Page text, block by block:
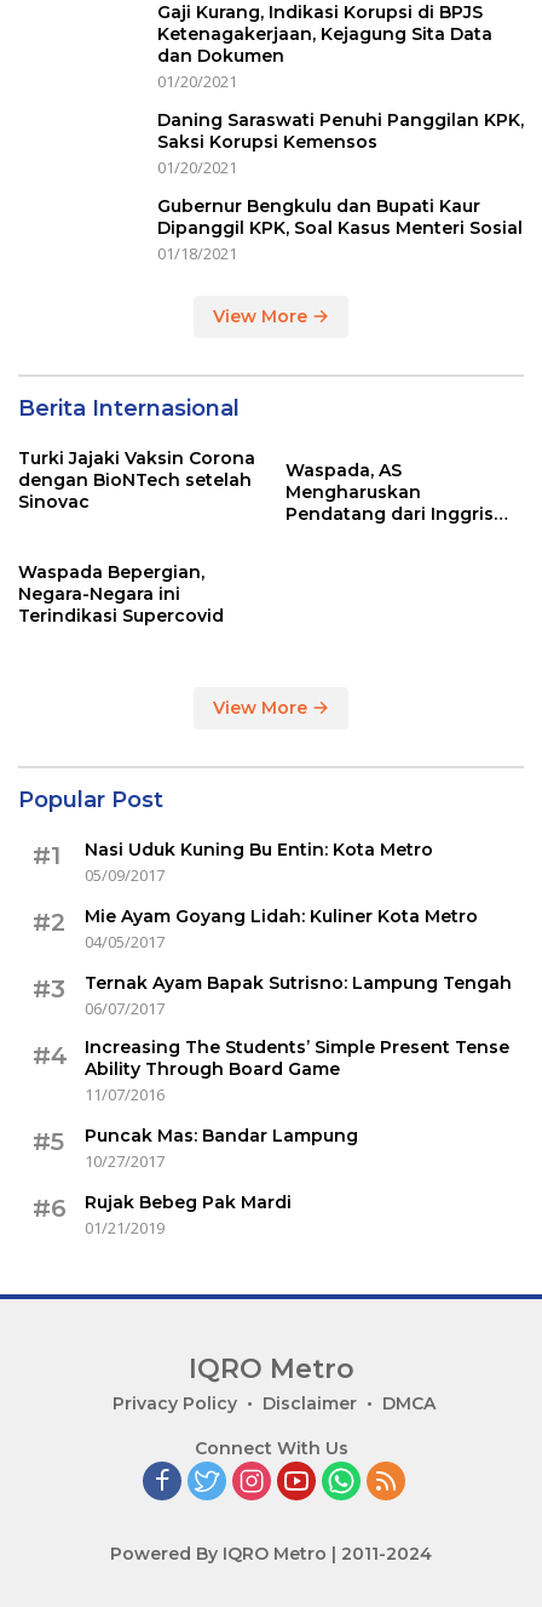
Gaji Kurang, Indikasi Korupsi di BPJS
Ketenagakerjaan, Kejagung Sita Data
dan Dokumen
01/20/2021
Daning Saraswati Penuhi Panggilan KPK,
Saksi Korupsi Kemensos
01/20/2021
Gubernur Bengkulu dan Bupati Kaur
Dipanggil KPK, Soal Kasus Menteri Sosial
01/18/2021
View More
Berita Internasional
Turki Jajaki Vaksin Corona
dengan BioNTech setelah
Sinovac
Waspada, AS
Mengharuskan
Pendatang dari Inggris
Waspada Bepergian,
Negara-Negara ini
Terindikasi Supercovid
View More
Popular Post
#1
Nasi Uduk Kuning Bu Entin: Kota Metro
05/09/2017
#2
Mie Ayam Goyang Lidah: Kuliner Kota Metro
04/05/2017
#3
Ternak Ayam Bapak Sutrisno: Lampung Tengah
06/07/2017
#4
Increasing The Students’ Simple Present Tense
Ability Through Board Game
11/07/2016
#5
Puncak Mas: Bandar Lampung
10/27/2017
#6
Rujak Bebeg Pak Mardi
01/21/2019
IQRO Metro
Privacy Policy Disclaimer DMCA
Connect With Us
Powered By IQRO Metro | 2011-2024